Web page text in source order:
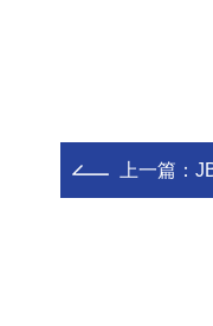
上一篇：